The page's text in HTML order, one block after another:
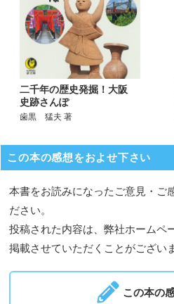
二千年の歴史発掘！大阪
史跡さんぽ
歯黒 猛夫 著
この本の感想をおよせ下さい
本書をお読みになったご意見・ご
ださい。
投稿された内容は、弊社ホームペ
掲載させていただくことがござい
この本の